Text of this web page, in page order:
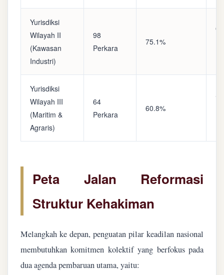
Yurisdiksi
Wilayah II
(Kawasan
Industri)
98
Perkara
75.1%
Yurisdiksi
Wilayah III
(Maritim &
Agraris)
64
Perkara
60.8%
Peta Jalan Reformasi
Struktur Kehakiman
Melangkah ke depan, penguatan pilar keadilan nasional
membutuhkan komitmen kolektif yang berfokus pada
dua agenda pembaruan utama, yaitu: